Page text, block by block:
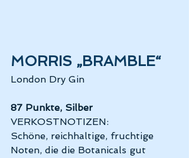
MORRIS „BRAMBLE“
London Dry Gin
87 Punkte, Silber
VERKOSTNOTIZEN:
Schöne, reichhaltige, fruchtige
Noten, die die Botanicals gut